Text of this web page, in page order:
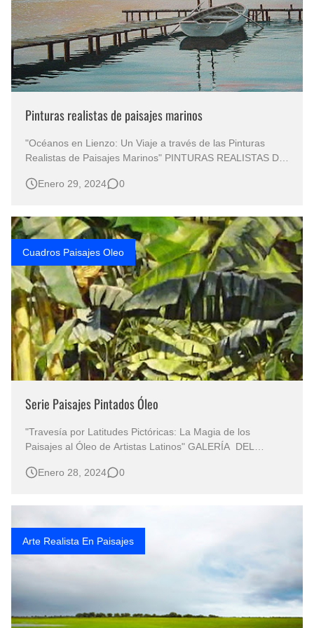
Pinturas realistas de paisajes marinos
"Océanos en Lienzo: Un Viaje a través de las Pinturas
Realistas de Paisajes Marinos" PINTURAS REALISTAS DE
Pintura Paisaje Marino Óleo Sobre Lienzo PAISAJE
que Captura la Esencia…
Enero 29, 2024 0
Cuadros Paisajes Oleo
Serie Paisajes Pintados Óleo
"Travesía por Latitudes Pictóricas: La Magia de los
Paisajes al Óleo de Artistas Latinos" GALERÍA DEL
Paisajes naturales pintados con gran realismo PINTORES
Pintura Artística PA…
Enero 28, 2024 0
Arte Realista En Paisajes